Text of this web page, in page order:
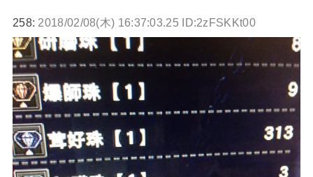
258: 2018/02/08(木) 16:37:03.25 ID:2zFSKKt00